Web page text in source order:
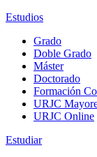
Estudios
Grado
Doble Grado
Máster
Doctorado
Formación
URJC
URJC Online
Estudiar